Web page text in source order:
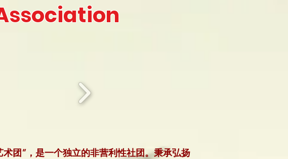
团”，是一个独立的非营利性社团。秉承弘扬